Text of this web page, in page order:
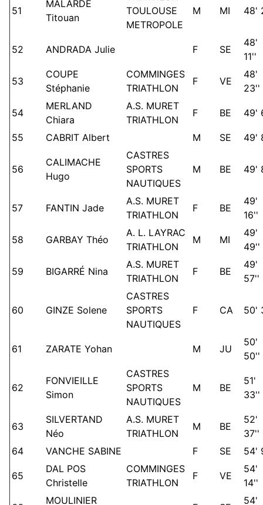
51
MALARDE
Titouan
TOULOUSE
METROPOLE
M MI 48'
52 ANDRADA Julie F SE
48'
11''
53
COUPE
Stéphanie
COMMINGES
TRIATHLON
F VE
48'
23''
54
MERLAND
Chiara
A.S. MURET
TRIATHLON
F BE 49'
55 CABRIT Albert M SE 49'
56
CALIMACHE
Hugo
CASTRES
SPORTS
NAUTIQUES
M BE 49'
57 FANTIN Jade
A.S. MURET
TRIATHLON
F BE
49'
16''
58 GARBAY Théo
A. L. LAYRAC
TRIATHLON
M MI
49'
49''
59 BIGARRÉ Nina
A.S. MURET
TRIATHLON
F BE
49'
57''
60 GINZE Solene
CASTRES
SPORTS
NAUTIQUES
F CA 50'
61 ZARATE Yohan M JU
50'
50''
62
FONVIEILLE
Simon
CASTRES
SPORTS
NAUTIQUES
M BE
51'
33''
63
SILVERTAND
Néo
A.S. MURET
TRIATHLON
M BE
52'
37''
64
VANCHE SABINE F SE 54'
65
DAL POS
Christelle
COMMINGES
TRIATHLON
F VE
54'
14''
MOULINIER
54'